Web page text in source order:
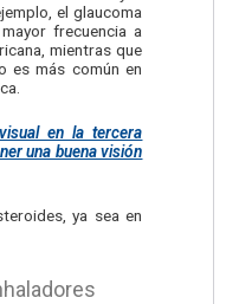
el glaucoma
frecuencia a
mientras que
es más común en
en la tercera
una buena visión
ya sea en